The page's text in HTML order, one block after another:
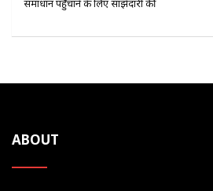
समाधान पहुँचाने के लिए साझेदारी की
ABOUT